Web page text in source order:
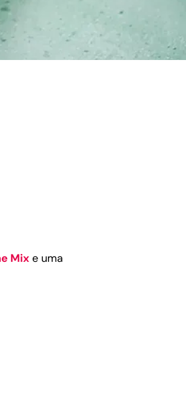
Mix e uma